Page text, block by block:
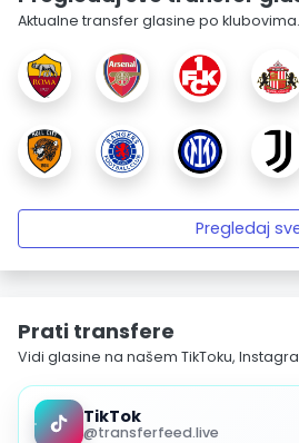
Aktualne transfer glasine po klubovima.
Pregledaj
Prati transfere
Vidi glasine na našem TikToku,
TikTok
@transferfeed.live